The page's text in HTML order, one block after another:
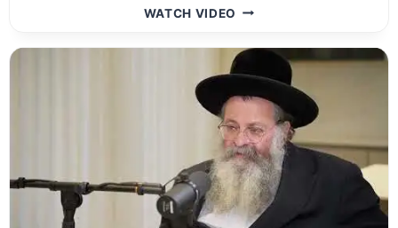
WATCH VIDEO #31:
MEIR
HIRSH
NETUREI
KARTA
|
אידיש:
ישראל
מאיר
הירש